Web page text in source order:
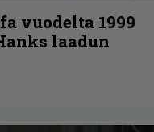
vuodelta 1999
laadun